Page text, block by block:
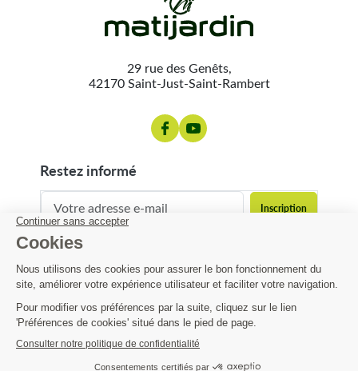
4,99 €
29 rue des Genêts,
42170 Saint-Just-Saint-Rambert
restez informé
contact@matijardin.fr 04 81 120 120
Matijardin